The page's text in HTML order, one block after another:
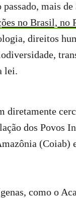
passado, mais
no Brasil, no
direitos
lei.
dos Povos
(Coiab)
como o